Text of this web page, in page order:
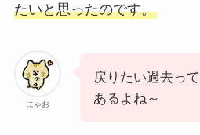
たいと思ったのです。
にゃお
戻りたい過去っ
あるよね～